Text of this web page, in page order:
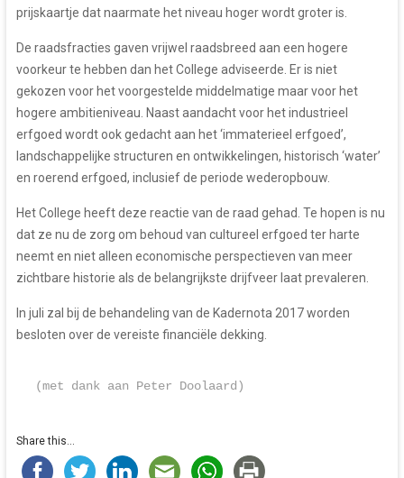
prijskaartje dat naarmate het niveau hoger wordt groter is.
De raadsfracties gaven vrijwel raadsbreed aan een hogere
voorkeur te hebben dan het College adviseerde. Er is niet
gekozen voor het voorgestelde middelmatige maar voor het
hogere ambitieniveau. Naast aandacht voor het industrieel
erfgoed wordt ook gedacht aan het ‘immaterieel erfgoed’,
landschappelijke structuren en ontwikkelingen, historisch ‘water’
en roerend erfgoed, inclusief de periode wederopbouw.
Het College heeft deze reactie van de raad gehad. Te hopen is nu
dat ze nu de zorg om behoud van cultureel erfgoed ter harte
neemt en niet alleen economische perspectieven van meer
zichtbare historie als de belangrijkste drijfveer laat prevaleren.
In juli zal bij de behandeling van de Kadernota 2017 worden
besloten over de vereiste financiële dekking.
(met dank aan Peter Doolaard)
Share this...